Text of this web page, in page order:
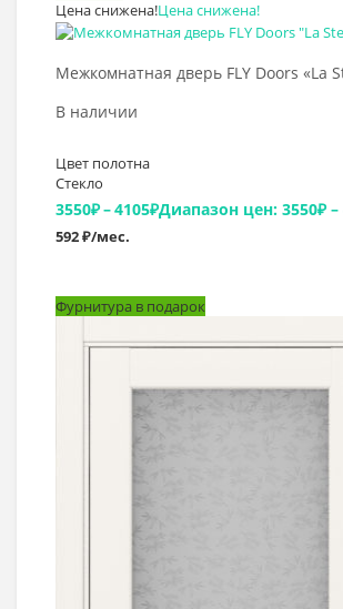
Цена снижена!Цена снижена!
Межкомнатная дверь FLY Doors «La
В наличии
Цвет полотна
Стекло
3550₽–4105₽Диапазон цен: 3550₽ –
592 ₽/мес.
Выбрать >
Фурнитура в подарок